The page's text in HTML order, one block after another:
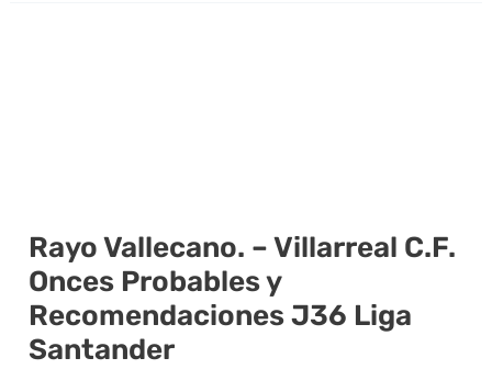
Rayo Vallecano. – Villarreal C.F.
Onces Probables y
Recomendaciones J36 Liga
Santander
Rayo
Vallecano.
–
Villarreal